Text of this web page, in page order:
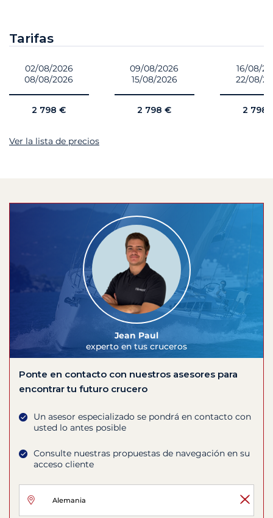
Tarifas
02/08/2026
08/08/2026
2 798 €
09/08/2026
15/08/2026
2 798 €
16/08/
22/08/
2 798
Ver la lista de precios
Jean Paul
experto en tus cruceros
Ponte en contacto con nuestros asesores para
encontrar tu futuro crucero
Un asesor especializado se pondrá en contacto con
usted lo antes posible
Consulte nuestras propuestas de navegación en su
acceso cliente